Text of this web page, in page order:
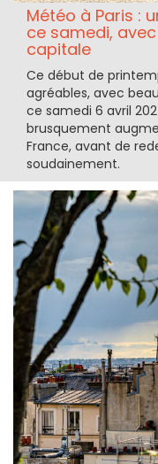
Météo à Paris :
ce samedi,
capitale
Ce début de
agréables, avec
ce samedi 6 avril
brusquement
France, avant de
soudainement.